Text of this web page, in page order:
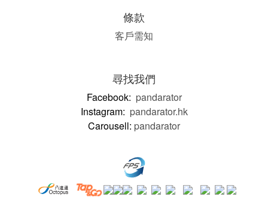
條款
客戶需知
尋找我們
Facebook: pandarator
Instagram: pandarator.hk
Carousell: pandarator